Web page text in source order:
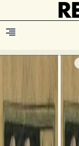
Berita
Islam Digest